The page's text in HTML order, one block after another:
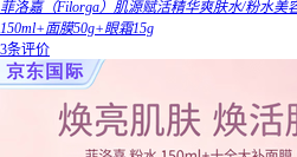
菲洛嘉（Filorga）肌源赋活精华爽肤水/粉水美
150ml+面膜50g+眼霜15g
3条评价